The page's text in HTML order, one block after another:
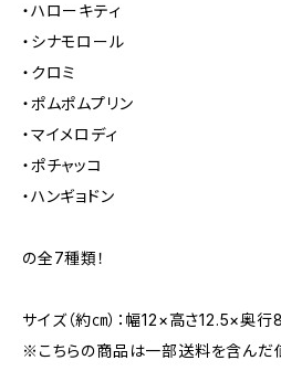
・ハローキティ
・シナモロール
・クロミ
・ポムポムプリン
・マイメロディ
・ポチャッコ
・ハンギョドン
の全7種類！
サイズ（約㎝）：幅12×高さ12.5×奥行8
※こちらの商品は一部送料を含んだ